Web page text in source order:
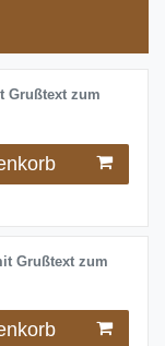
Grußtext zum
Grußtext zum